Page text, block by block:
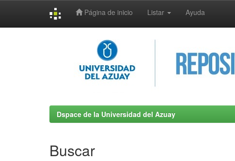
Página de inicio Listar Ayuda
Dspace de la Universidad del Azuay
Buscar